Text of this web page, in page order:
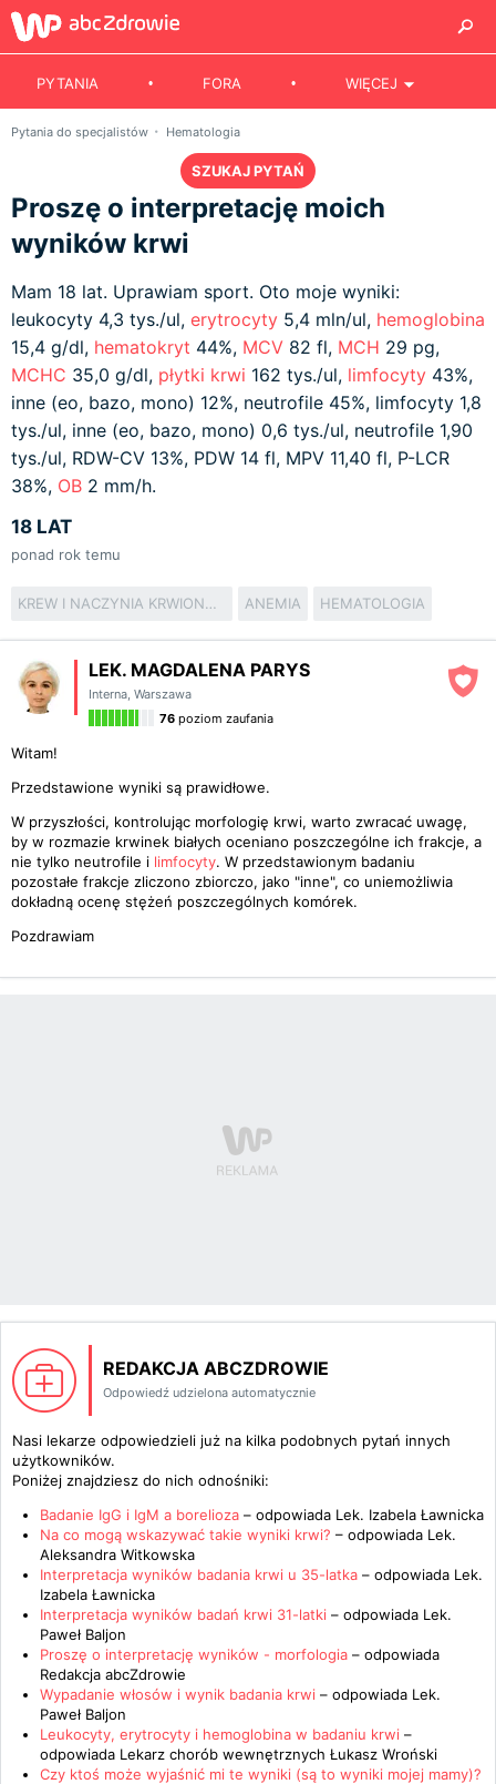
PYTANIA FORA WIĘCEJ
Pytania do specjalistów Hematologia
SZUKAJ PYTAŃ
Proszę o interpretację moich
wyników krwi
Mam 18 lat. Uprawiam sport. Oto moje wyniki:
leukocyty 4,3 tys./ul, erytrocyty 5,4 mln/ul, hemoglobina
15,4 g/dl, hematokryt 44%, MCV 82 fl, MCH 29 pg,
MCHC 35,0 g/dl, płytki krwi 162 tys./ul, limfocyty 43%,
inne (eo, bazo, mono) 12%, neutrofile 45%, limfocyty 1,8
tys./ul, inne (eo, bazo, mono) 0,6 tys./ul, neutrofile 1,90
tys./ul, RDW-CV 13%, PDW 14 fl, MPV 11,40 fl, P-LCR
38%, OB 2 mm/h.
18 LAT
ponad rok temu
KREW I NACZYNIA KRWIONOŚNE ANEMIA HEMATOLOGIA
LEK. MAGDALENA PARYS
Interna, Warszawa
76 poziom zaufania
Witam!
Przedstawione wyniki są prawidłowe.
W przyszłości, kontrolując morfologię krwi, warto zwracać uwagę,
by w rozmazie krwinek białych oceniano poszczególne ich frakcje, a
nie tylko neutrofile i limfocyty. W przedstawionym badaniu
pozostałe frakcje zliczono zbiorczo, jako "inne", co uniemożliwia
dokładną ocenę stężeń poszczególnych komórek.
Pozdrawiam
REDAKCJA ABCZDROWIE
Odpowiedź udzielona automatycznie
Nasi lekarze odpowiedzieli już na kilka podobnych pytań innych
użytkowników.
Poniżej znajdziesz do nich odnośniki:
Badanie IgG i IgM a borelioza – odpowiada Lek. Izabela Ławnicka
Na co mogą wskazywać takie wyniki krwi? – odpowiada Lek.
Aleksandra Witkowska
Interpretacja wyników badania krwi u 35-latka – odpowiada Lek.
Izabela Ławnicka
Interpretacja wyników badań krwi 31-latki – odpowiada Lek.
Paweł Baljon
Proszę o interpretację wyników - morfologia – odpowiada
Redakcja abcZdrowie
Wypadanie włosów i wynik badania krwi – odpowiada Lek.
Paweł Baljon
Leukocyty, erytrocyty i hemoglobina w badaniu krwi –
odpowiada Lekarz chorób wewnętrznych Łukasz Wroński
Czy ktoś może wyjaśnić mi te wyniki (są to wyniki mojej mamy)?